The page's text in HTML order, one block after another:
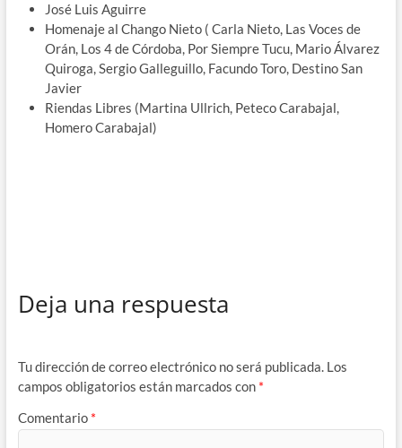
José Luis Aguirre
Homenaje al Chango Nieto ( Carla Nieto, Las Voces de
Orán, Los 4 de Córdoba, Por Siempre Tucu, Mario Álvarez
Quiroga, Sergio Galleguillo, Facundo Toro, Destino San
Javier
Riendas Libres (Martina Ullrich, Peteco Carabajal,
Homero Carabajal)
Deja una respuesta
Tu dirección de correo electrónico no será publicada. Los
campos obligatorios están marcados con *
Comentario *